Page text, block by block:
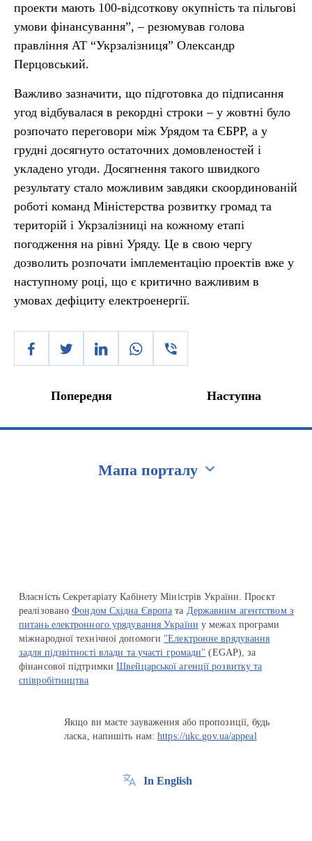
проекти мають 100-відсоткову окупність та пільгові
умови фінансування”, – резюмував голова
правління АТ “Укрзалізниця” Олександр
Перцовський.
Важливо зазначити, що підготовка до підписання
угод відбувалася в рекордні строки – у жовтні було
розпочато переговори між Урядом та ЄБРР, а у
грудні досягнуто остаточних домовленостей і
укладено угоди. Досягнення такого швидкого
результату стало можливим завдяки скоординованій
роботі команд Міністерства розвитку громад та
територій і Укрзалізниці на кожному етапі
погодження на рівні Уряду. Це в свою чергу
дозволить розпочати імплементацію проектів вже у
наступному році, що є критично важливим в
умовах дефіциту електроенергії.
Попередня Наступна
Мапа порталу
Власність Секретаріату Кабінету Міністрів України. Проєкт
реалізованоФондом Східна Європа та Державним агентством з
питань електронного урядування України у межах програми
міжнародної технічної допомоги "Електронне врядування
задля підзвітності влади та участі громади" (EGAP), за
фінансової підтримкиШвейцарської агенції розвитку та
співробітництва
Якщо ви маєте зауваження або пропозиції, будь
ласка, напишіть нам:https://ukc.gov.ua/appeal
In English